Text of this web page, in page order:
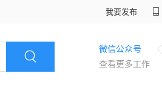
我要发布
微信公众号
查看更多工作